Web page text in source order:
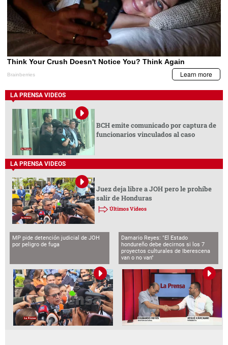
LA PRENSA VIDEOS
BCH emite comunicado por captura de
funcionarios vinculados al caso
LA PRENSA VIDEOS
Juez deja libre a JOH pero le prohíbe
salir de Honduras
Últimos Videos
MP pide detención judicial de JOH
por peligro de fuga
Damario Reyes: "El Estado
hondureño debe decirnos si los 7
proyectos culturales de Iberescena
van o no van"